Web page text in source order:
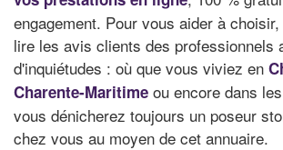
engagement. Pour vous aider à
lire les avis clients des professionnels
d'inquiétudes : où que vous viviez en
Charente-Maritime ou encore dans les
vous dénicherez toujours un poseur
chez vous au moyen de cet annuaire.